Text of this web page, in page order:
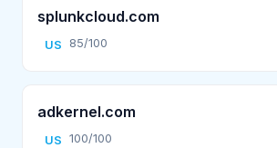
splunkcloud.com
US 85/100
adkernel.com
US 100/100